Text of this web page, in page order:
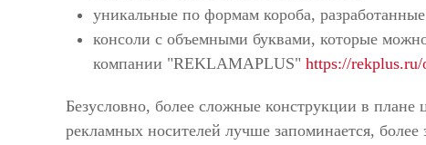
уникальные по формам короба,
консоли с объемными буквами, которые
компании "REKLAMAPLUS" https://
Безусловно, более сложные конструкции в плане
рекламных носителей лучше запоминается,